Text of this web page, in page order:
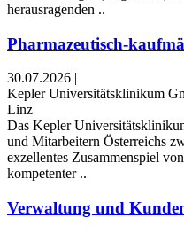
herausragenden ..
Pharmazeutisch-
30.07.2026 |
Kepler Universitätsklinikum
Linz
Das Kepler
und Mitarbeitern Österreichs
exzellentes Zusammenspiel
kompetenter ..
Verwaltung und